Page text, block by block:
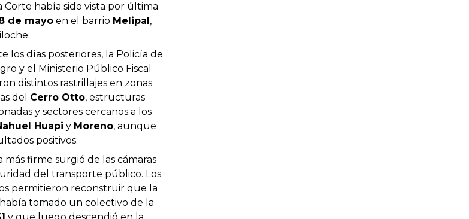
Corte había sido vista por última
de mayoen el barrio Melipal,
los días posteriores, la Policía de
y el Ministerio Público Fiscal
distintos rastrillajes en zonas
del Cerro Otto, estructuras
y sectores cercanos a los
Huapi y Moreno, aunque
positivos.
más firme surgió de las cámaras
del transporte público. Los
permitieron reconstruir que la
tomado un colectivo de la